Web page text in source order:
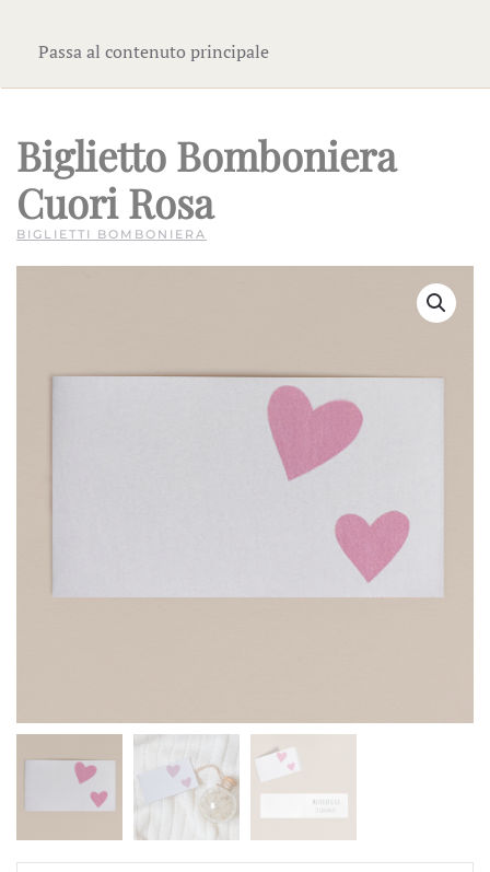
Passa al contenuto principale
Biglietto Bomboniera
Cuori Rosa
BIGLIETTI BOMBONIERA